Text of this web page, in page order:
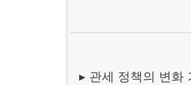
▸ 관세 정책의 변화